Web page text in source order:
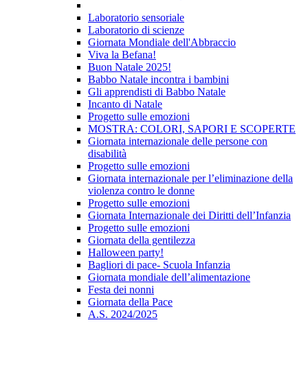
Laboratorio sensoriale
Laboratorio di scienze
Giornata Mondiale dell'Abbraccio
Viva la Befana!
Buon Natale 2025!
Babbo Natale incontra i bambini
Gli apprendisti di Babbo Natale
Incanto di Natale
Progetto sulle emozioni
MOSTRA: COLORI, SAPORI E SCOPERTE
Giornata internazionale delle persone con
disabilità
Progetto sulle emozioni
Giornata internazionale per l’eliminazione della
violenza contro le donne
Progetto sulle emozioni
Giornata Internazionale dei Diritti dell’Infanzia
Progetto sulle emozioni
Giornata della gentilezza
Halloween party!
Bagliori di pace- Scuola Infanzia
Giornata mondiale dell’alimentazione
Festa dei nonni
Giornata della Pace
A.S. 2024/2025